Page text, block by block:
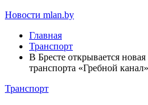
Новости mlan.by
Главная
Транспорт
В Бресте открывается
транспорта «Гребной канал»
Транспорт